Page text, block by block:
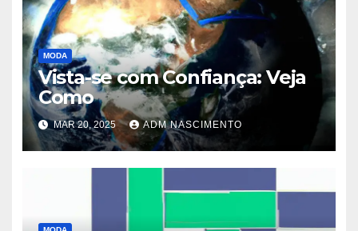
MODA
Vista-se com Confiança: Veja
Como
MAR 20, 2025 ADM NASCIMENTO